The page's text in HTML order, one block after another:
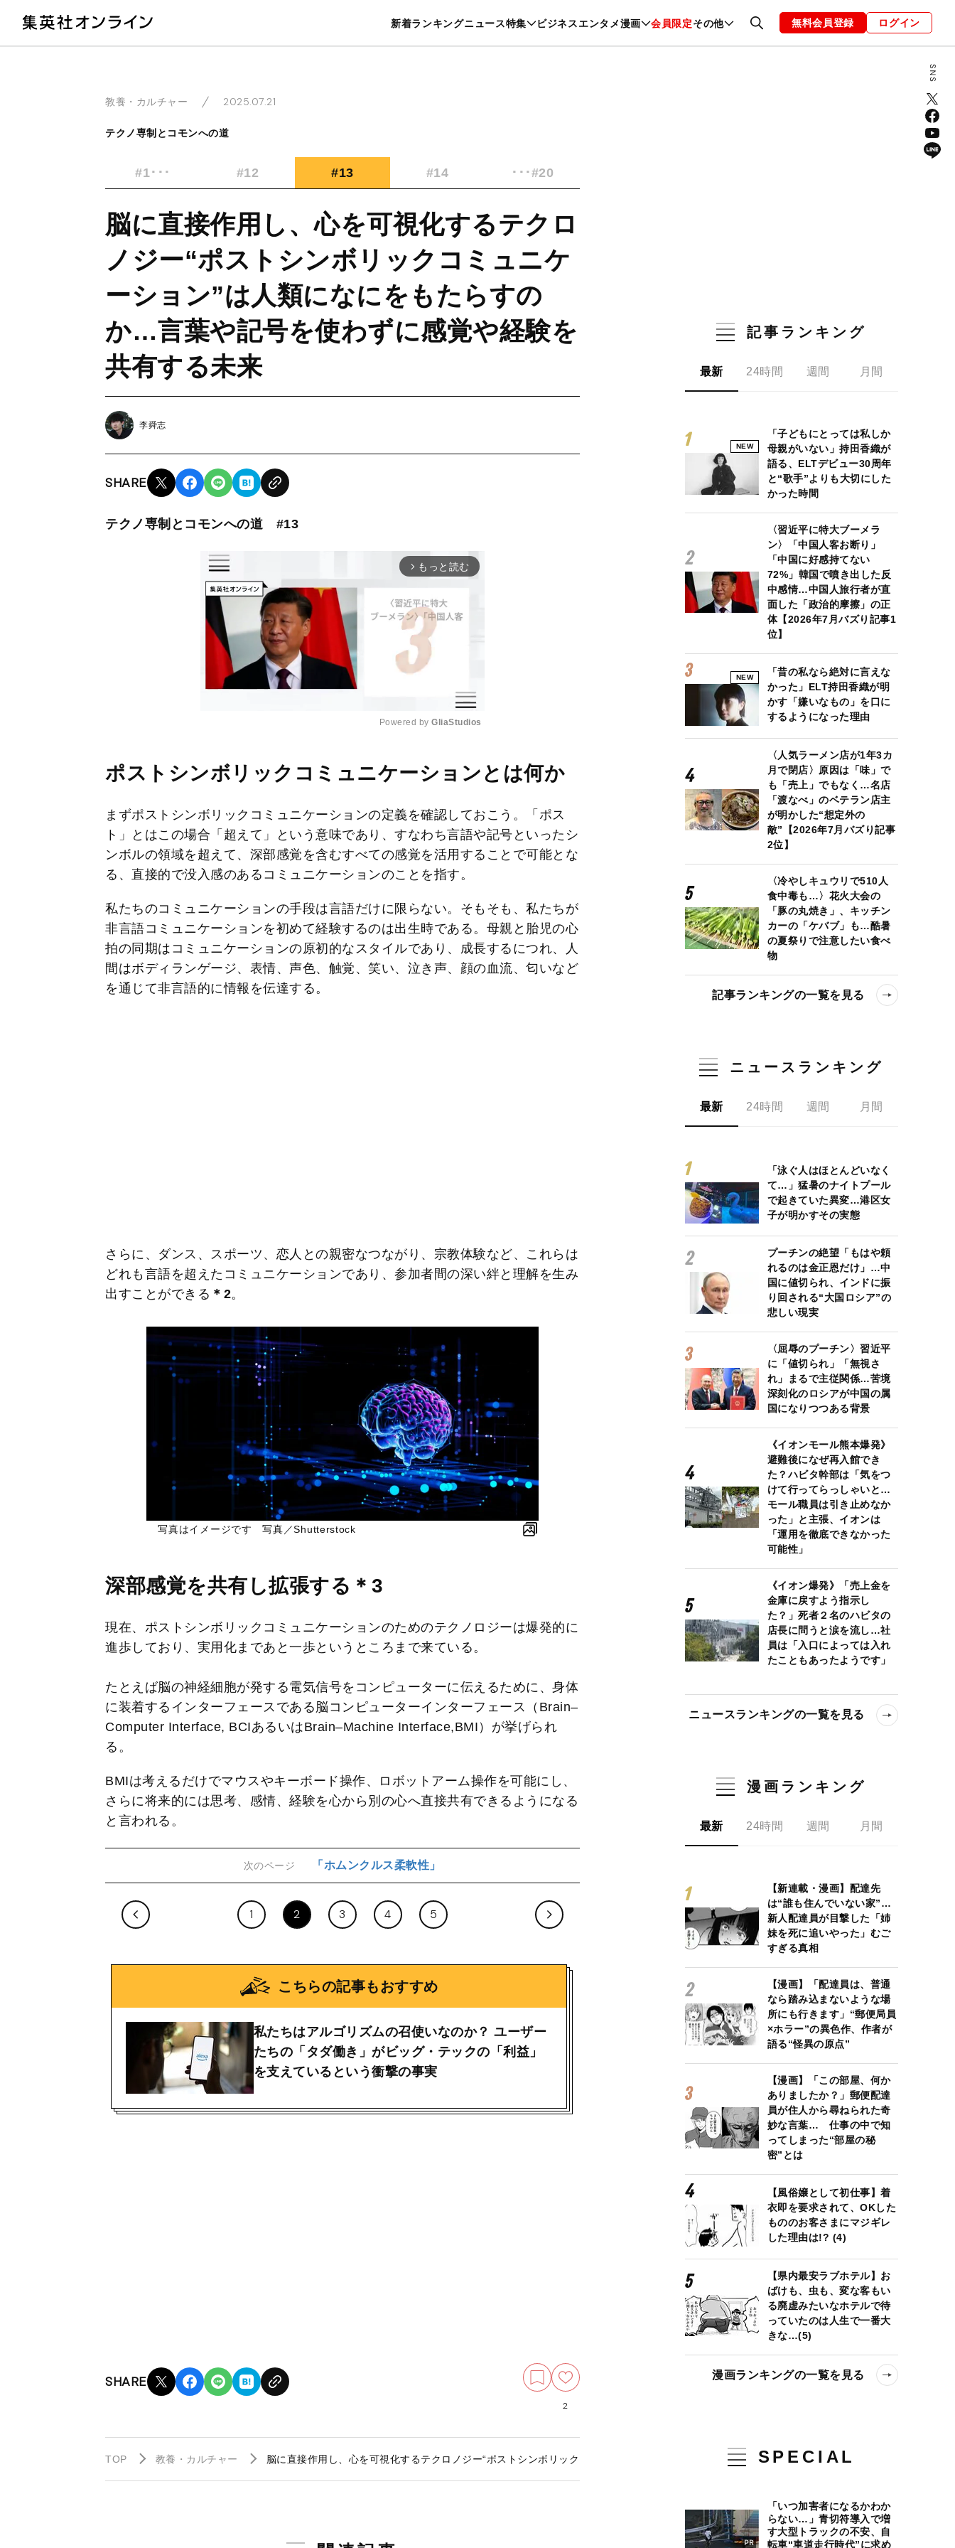
新着ランキングニュース特集 ビジネスエンタメ漫画 会員限定その他
暮らし スポーツ ヘルスケア 美容 グルメ ファッション 恋愛・結婚 編集部 お知らせ
無料会員登録 ログイン
教養・カルチャー 2025.07.21
テクノ専制とコモンへの道
#1･･･ #12 #13 #14 ･･･#20
脳に直接作用し、心を可視化するテクロ
ノジー“ポストシンボリックコミュニケ
ーション”は人類になにをもたらすの
か…言葉や記号を使わずに感覚や経験を
共有する未来
李舜志
SHARE
テクノ専制とコモンへの道 #13
arrow_forward_ios もっと読む
e
Powered by GliaStudios
ポストシンボリックコミュニケーションとは何か
まずポストシンボリックコミュニケーションの定義を確認しておこう。「ポス
ト」とはこの場合「超えて」という意味であり、すなわち言語や記号といったシ
ンボルの領域を超えて、深部感覚を含むすべての感覚を活用することで可能とな
る、直接的で没入感のあるコミュニケーションのことを指す。
私たちのコミュニケーションの手段は言語だけに限らない。そもそも、私たちが
非言語コミュニケーションを初めて経験するのは出生時である。母親と胎児の心
拍の同期はコミュニケーションの原初的なスタイルであり、成長するにつれ、人
間はボディランゲージ、表情、声色、触覚、笑い、泣き声、顔の血流、匂いなど
を通じて非言語的に情報を伝達する。
さらに、ダンス、スポーツ、恋人との親密なつながり、宗教体験など、これらは
どれも言語を超えたコミュニケーションであり、参加者間の深い絆と理解を生み
出すことができる ＊2。
写真はイメージです 写真／Shutterstock
深部感覚を共有し拡張する＊3
現在、ポストシンボリックコミュニケーションのためのテクノロジーは爆発的に
進歩しており、実用化まであと一歩というところまで来ている。
たとえば脳の神経細胞が発する電気信号をコンピューターに伝えるために、身体
に装着するインターフェースである脳コンピューターインターフェース（Brain–
Computer Interface, BCIあるいはBrain–Machine Interface,BMI）が挙げられ
る。
BMIは考えるだけでマウスやキーボード操作、ロボットアーム操作を可能にし、
さらに将来的には思考、感情、経験を心から別の心へ直接共有できるようになる
と言われる。
次のページ 「ホムンクルス柔軟性」
1 2 3 4 5
こちらの記事もおすすめ
私たちはアルゴリズムの召使いなのか？ ユーザー
たちの「タダ働き」がビッグ・テックの「利益」
を支えているという衝撃の事実
SHARE
2
TOP 教養・カルチャー 脳に直接作用し、心を可視化するテクロノジー“ポストシンボリックコミュニケーション”は人類になにをもたらすのか…言葉や記号を使わずに感覚
記事ランキング
最新 24時間 週間 月間
NEW
「子どもにとっては私しか
母親がいない」持田香織が
語る、ELTデビュー30周年
と“歌手”よりも大切にした
かった時間
〈習近平に特大ブーメラ
ン〉「中国人客お断り」
「中国に好感持てない
72%」韓国で噴き出した反
中感情…中国人旅行者が直
面した「政治的摩擦」の正
体【2026年7月バズり記事1
位】
NEW
「昔の私なら絶対に言えな
かった」ELT持田香織が明
かす「嫌いなもの」を口に
するようになった理由
〈人気ラーメン店が1年3カ
月で閉店〉原因は「味」で
も「売上」でもなく…名店
「渡なべ」のベテラン店主
が明かした“想定外の
敵”【2026年7月バズり記事
2位】
〈冷やしキュウリで510人
食中毒も…〉花火大会の
「豚の丸焼き」、キッチン
カーの「ケバブ」も…酷暑
の夏祭りで注意したい食べ
物
記事ランキングの一覧を見る
ニュースランキング
最新 24時間 週間 月間
「泳ぐ人はほとんどいなく
て…」猛暑のナイトプール
で起きていた異変…港区女
子が明かすその実態
プーチンの絶望「もはや頼
れるのは金正恩だけ」…中
国に値切られ、インドに振
り回される“大国ロシア”の
悲しい現実
〈屈辱のプーチン〉習近平
に「値切られ」「無視さ
れ」まるで主従関係…苦境
深刻化のロシアが中国の属
国になりつつある背景
《イオンモール熊本爆発》
避難後になぜ再入館でき
た？ハビタ幹部は「気をつ
けて行ってらっしゃいと…
モール職員は引き止めなか
った」と主張、イオンは
「運用を徹底できなかった
可能性」
《イオン爆発》「売上金を
金庫に戻すよう指示し
た？」死者２名のハビタの
店長に問うと涙を流し…社
員は「入口によっては入れ
たこともあったようです」
ニュースランキングの一覧を見る
漫画ランキング
最新 24時間 週間 月間
【新連載・漫画】配達先
は“誰も住んでいない家”…
新人配達員が目撃した「姉
妹を死に追いやった」むご
すぎる真相
【漫画】「配達員は、普通
なら踏み込まないような場
所にも行きます」“郵便局員
×ホラー”の異色作、作者が
語る“怪異の原点”
【漫画】「この部屋、何か
ありましたか？」郵便配達
員が住人から尋ねられた奇
妙な言葉… 仕事の中で知
ってしまった“部屋の秘
密”とは
【風俗嬢として初仕事】着
衣即を要求されて、OKした
もののお客さまにマジギレ
した理由は!? (4)
【県内最安ラブホテル】お
ばけも、虫も、変な客もい
る廃虚みたいなホテルで待
っていたのは人生で一番大
きな…(5)
漫画ランキングの一覧を見る
SPECIAL
「いつ加害者になるかわか
らない…」青切符導入で増
す大型トラックの不安、自
転車“車道走行時代”に求め